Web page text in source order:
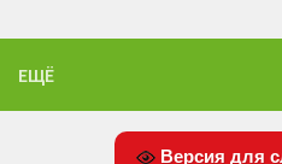
ЕЩЁ
Версия для